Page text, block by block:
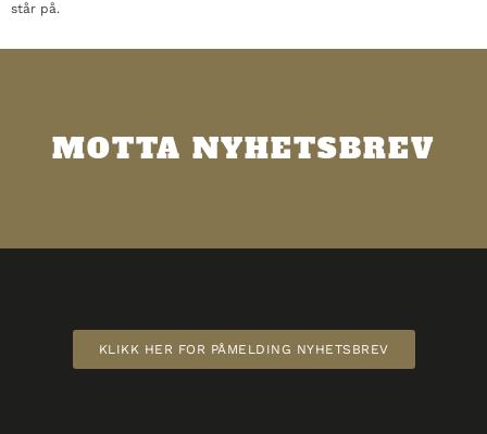
står på.
MOTTA NYHETSBREV
KLIKK HER FOR PÅMELDING NYHETSBREV